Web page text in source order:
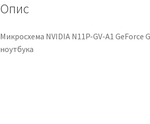
Опис
Микросхема NVIDIA N11P-GV-A1 GeForce
ноутбука